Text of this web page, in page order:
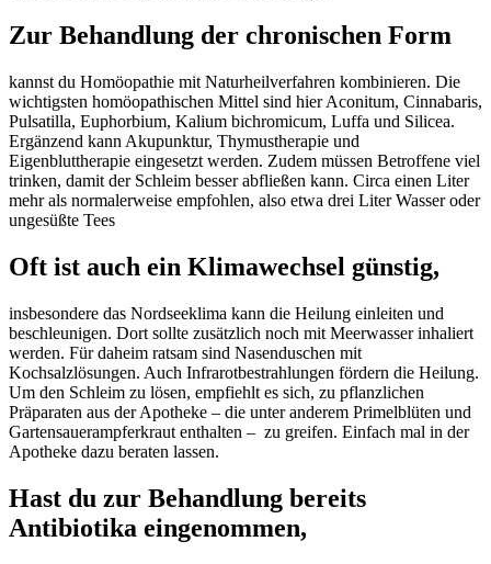
Zur Behandlung der chronischen Form
kannst du Homöopathie mit Naturheilverfahren kombinieren. Die
wichtigsten homöopathischen Mittel sind hier Aconitum, Cinnabaris,
Pulsatilla, Euphorbium, Kalium bichromicum, Luffa und Silicea.
Ergänzend kann Akupunktur, Thymustherapie und
Eigenbluttherapie eingesetzt werden. Zudem müssen Betroffene viel
trinken, damit der Schleim besser abfließen kann. Circa einen Liter
mehr als normalerweise empfohlen, also etwa drei Liter Wasser oder
ungesüßte Tees
Oft ist auch ein Klimawechsel günstig,
insbesondere das Nordseeklima kann die Heilung einleiten und
beschleunigen. Dort sollte zusätzlich noch mit Meerwasser inhaliert
werden. Für daheim ratsam sind Nasenduschen mit
Kochsalzlösungen. Auch Infrarotbestrahlungen fördern die Heilung.
Um den Schleim zu lösen, empfiehlt es sich, zu pflanzlichen
Präparaten aus der Apotheke – die unter anderem Primelblüten und
Gartensauerampferkraut enthalten – zu greifen. Einfach mal in der
Apotheke dazu beraten lassen.
Hast du zur Behandlung bereits
Antibiotika eingenommen,